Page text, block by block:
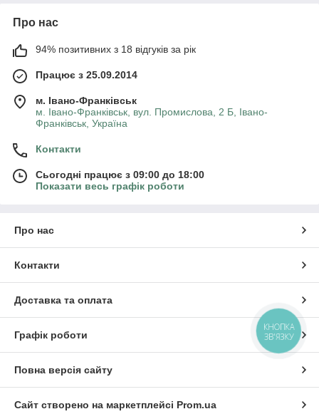
Про нас
94% позитивних з 18 відгуків за рік
Працює з 25.09.2014
м. Івано-Франківськ
м. Івано-Франківськ, вул. Промислова, 2 Б, Івано-
Франківськ, Україна
Контакти
Сьогодні працює з 09:00 до 18:00
Показати весь графік роботи
Про нас
Контакти
Доставка та оплата
Графік роботи
Повна версія сайту
Сайт створено на маркетплейсі Prom.ua
КНОПКА
ЗВ'ЯЗКУ